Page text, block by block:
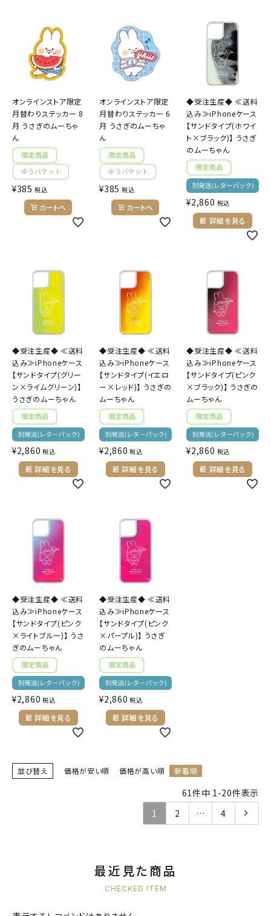
オンラインストア限定
月替わりステッカー 8
月 うさぎのムーちゃ
ん
¥385 税込
カートへ
オンラインストア限定
月替わりステッカー 6
月 うさぎのムーちゃ
ん
¥385 税込
カートへ
◆受注生産◆ ≪送料
込み≫iPhoneケース
【サンドタイプ(ホワイ
ト×ブラック)】 うさぎ
のムーちゃん
¥2,860 税込
詳細を見る
◆受注生産◆ ≪送料
込み≫iPhoneケース
【サンドタイプ(グリー
ン×ライムグリーン)】
うさぎのムーちゃん
¥2,860 税込
詳細を見る
◆受注生産◆ ≪送料
込み≫iPhoneケース
【サンドタイプ(イエロ
ー×レッド)】 うさぎの
ムーちゃん
¥2,860 税込
詳細を見る
◆受注生産◆ ≪送料
込み≫iPhoneケース
【サンドタイプ(ピンク
×ブラック)】 うさぎの
ムーちゃん
¥2,860 税込
詳細を見る
◆受注生産◆ ≪送料
込み≫iPhoneケース
【サンドタイプ(ピンク
×ライトブルー)】 うさ
ぎのムーちゃん
¥2,860 税込
詳細を見る
◆受注生産◆ ≪送料
込み≫iPhoneケース
【サンドタイプ(ピンク
×パープル)】 うさぎ
のムーちゃん
¥2,860 税込
詳細を見る
並び替え 価格が安い順 価格が高い順 新着順
61件中 1-20件表示
1
2 … 4
最近見た商品
CHECKED ITEM